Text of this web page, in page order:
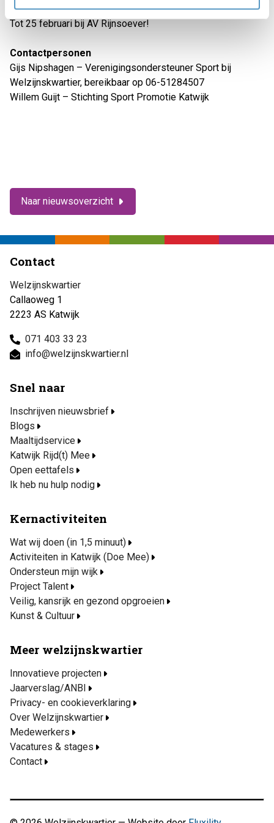
Tot 25 februari bij AV Rijnsoever!
Contactpersonen
Gijs Nipshagen – Verenigingsondersteuner Sport bij
Welzijnskwartier, bereikbaar op 06-51284507
Willem Guijt – Stichting Sport Promotie Katwijk
Naar nieuwsoverzicht
Contact
Welzijnskwartier
Callaoweg 1
2223 AS Katwijk
071 403 33 23
info@welzijnskwartier.nl
Snel naar
Inschrijven nieuwsbrief
Blogs
Maaltijdservice
Katwijk Rijd(t) Mee
Open eettafels
Ik heb nu hulp nodig
Kernactiviteiten
Wat wij doen (in 1,5 minuut)
Activiteiten in Katwijk (Doe Mee)
Ondersteun mijn wijk
Project Talent
Veilig, kansrijk en gezond opgroeien
Kunst & Cultuur
Meer welzijnskwartier
Innovatieve projecten
Jaarverslag/ANBI
Privacy- en cookieverklaring
Over Welzijnskwartier
Medewerkers
Vacatures & stages
Contact